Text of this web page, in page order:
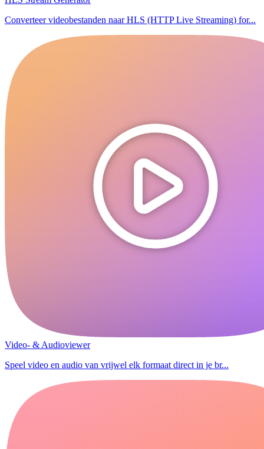
Converteer videobestanden naar HLS (HTTP Live Streaming) for...
Video- & Audioviewer
Speel video en audio van vrijwel elk formaat direct in je br...